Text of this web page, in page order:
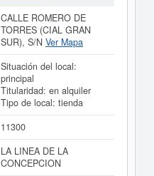
CALLE ROMERO DE
TORRES (CIAL GRAN
SUR), S/N Ver Mapa
Situación del local:
principal
Titularidad: en alquiler
Tipo de local: tienda
11300
LA LINEA DE LA
CONCEPCION